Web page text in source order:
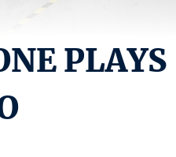
PLAYS